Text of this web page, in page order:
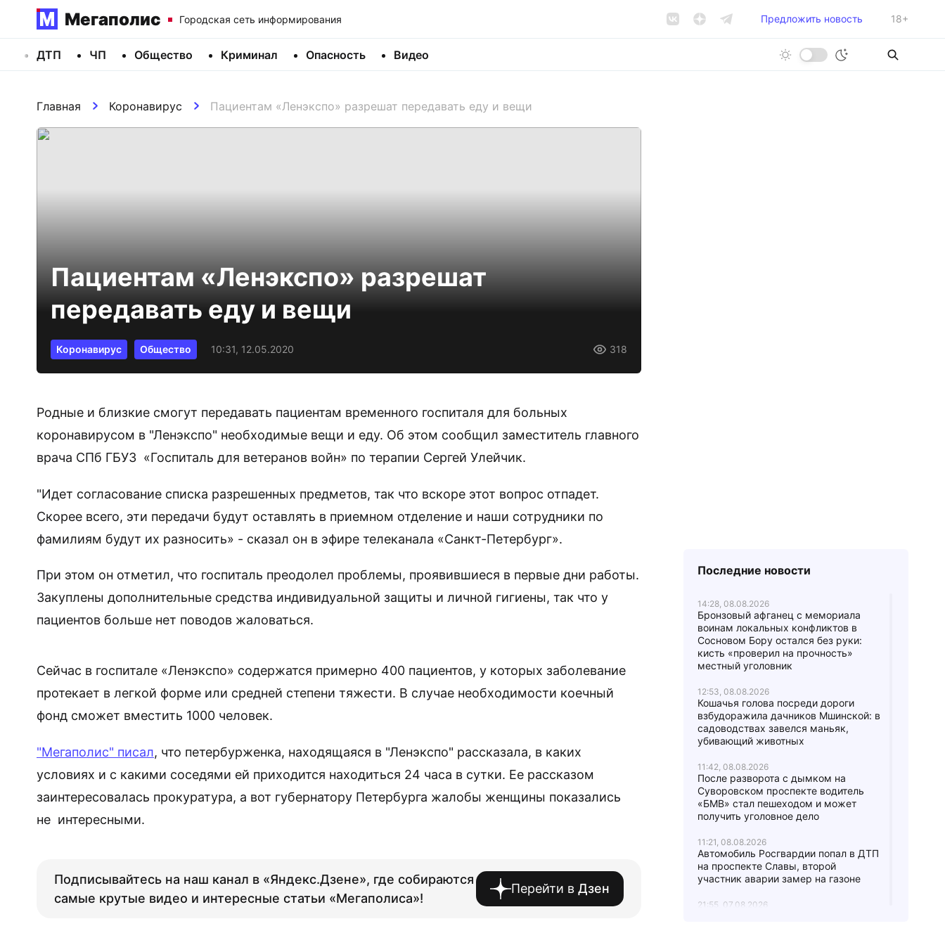
Мегаполис Городская сеть информирования Предложить новость 18+
ДТП ЧП Общество Криминал Опасность Видео
Главная Коронавирус Пациентам «Ленэкспо» разрешат передавать еду и вещи
Пациентам «Ленэкспо» разрешат
передавать еду и вещи
Коронавирус Общество 10:31, 12.05.2020 318
Родные и близкие смогут передавать пациентам временного госпиталя для больных
коронавирусом в "Ленэкспо" необходимые вещи и еду. Об этом сообщил заместитель главного
врача СПб ГБУЗ «Госпиталь для ветеранов войн» по терапии Сергей Улейчик.
"Идет согласование списка разрешенных предметов, так что вскоре этот вопрос отпадет.
Скорее всего, эти передачи будут оставлять в приемном отделение и наши сотрудники по
фамилиям будут их разносить» - сказал он в эфире телеканала «Санкт-Петербург».
При этом он отметил, что госпиталь преодолел проблемы, проявившиеся в первые дни работы.
Закуплены дополнительные средства индивидуальной защиты и личной гигиены, так что у
пациентов больше нет поводов жаловаться.
Сейчас в госпитале «Ленэкспо» содержатся примерно 400 пациентов, у которых заболевание
протекает в легкой форме или средней степени тяжести. В случае необходимости коечный
фонд сможет вместить 1000 человек.
"Мегаполис" писал, что петербурженка, находящаяся в "Ленэкспо" рассказала, в каких
условиях и с какими соседями ей приходится находиться 24 часа в сутки. Ее рассказом
заинтересовалась прокуратура, а вот губернатору Петербурга жалобы женщины показались
не интересными.
Подписывайтесь на наш канал в «Яндекс.Дзене», где собираются
самые крутые видео и интересные статьи «Мегаполиса»!
Перейти в Дзен
Последние новости
14:28, 08.08.2026
Бронзовый афганец с мемориала
воинам локальных конфликтов в
Сосновом Бору остался без руки:
кисть «проверил на прочность»
местный уголовник
12:53, 08.08.2026
Кошачья голова посреди дороги
взбудоражила дачников Мшинской: в
садоводствах завелся маньяк,
убивающий животных
11:42, 08.08.2026
После разворота с дымком на
Суворовском проспекте водитель
«БМВ» стал пешеходом и может
получить уголовное дело
11:21, 08.08.2026
Автомобиль Росгвардии попал в ДТП
на проспекте Славы, второй
участник аварии замер на газоне
21:55, 07.08.2026